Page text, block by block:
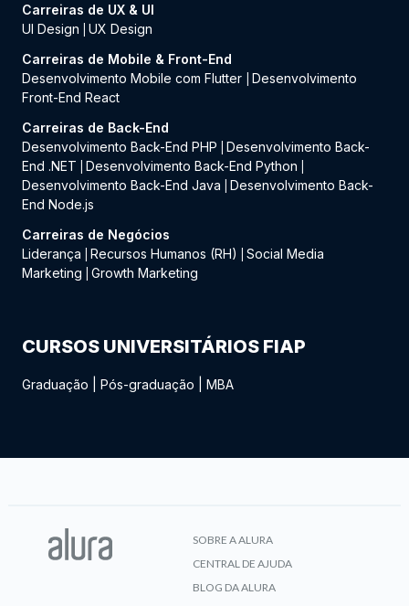
Carreiras de UX & UI
UI Design
UX Design
Carreiras de Mobile & Front-End
Desenvolvimento Mobile com Flutter
Desenvolvimento
Front-End React
Carreiras de Back-End
Desenvolvimento Back-End PHP
Desenvolvimento Back-
End .NET
Desenvolvimento Back-End Python
Desenvolvimento Back-End Java
Desenvolvimento Back-
End Node.js
Carreiras de Negócios
Liderança
Recursos Humanos (RH)
Social Media
Marketing
Growth Marketing
CURSOS UNIVERSITÁRIOS FIAP
Graduação Pós-graduação MBA
SOBRE A ALURA
CENTRAL DE AJUDA
BLOG DA ALURA